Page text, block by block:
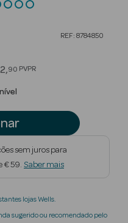
REF: 8784850
reduced from
90 PVPR
sem juros para
€ 59. Saber mais
lojas Wells.
sugerido ou recomendado pelo